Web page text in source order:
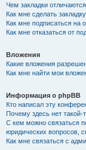
Чем закладки
Как мне сделать
Как мне подписаться на
Как мне отказаться от
Вложения
Какие вложения
Как мне найти мои
Информация о phpBB
Кто написал эту
Почему здесь нет такой-
С кем можно связаться
юридических вопросов,
Как мне связаться с